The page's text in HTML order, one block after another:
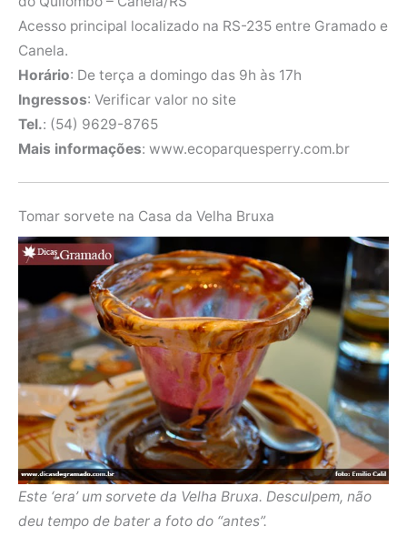
Acesso principal localizado na RS-235 entre Gramado e
Canela.
Horário: De terça a domingo das 9h às 17h
Ingressos: Verificar valor no site
Tel.: (54) 9629-8765
Mais informações: www.ecoparquesperry.com.br
Tomar sorvete na Casa da Velha Bruxa
Este ‘era’ um sorvete da Velha Bruxa. Desculpem, não
deu tempo de bater a foto do “antes”.